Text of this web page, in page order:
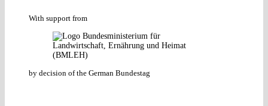
With support from
by decision of the German Bundestag